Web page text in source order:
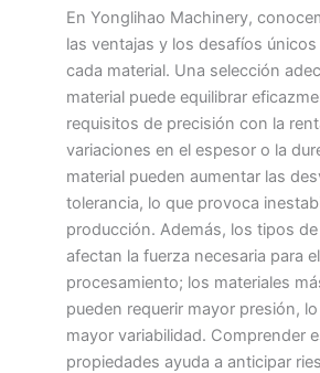
En Yonglihao Machinery,
las ventajas y los desafíos
cada material. Una selección
material puede equilibrar
requisitos de precisión con la
variaciones en el espesor o la
material pueden aumentar las
tolerancia, lo que provoca
producción. Además, los tipos
afectan la fuerza necesaria para el
procesamiento; los materiales
pueden requerir mayor presión,
mayor variabilidad. Comprender
propiedades ayuda a anticipar